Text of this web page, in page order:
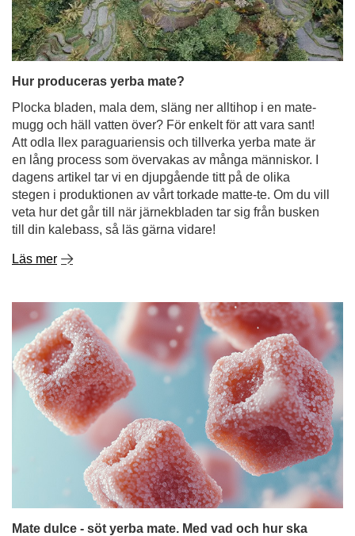
Hur produceras yerba mate?
Plocka bladen, mala dem, släng ner alltihop i en mate-
mugg och häll vatten över? För enkelt för att vara sant!
Att odla Ilex paraguariensis och tillverka yerba mate är
en lång process som övervakas av många människor. I
dagens artikel tar vi en djupgående titt på de olika
stegen i produktionen av vårt torkade matte-te. Om du vill
veta hur det går till när järnekbladen tar sig från busken
till din kalebass, så läs gärna vidare!
Läs mer
Mate dulce - söt yerba mate. Med vad och hur ska